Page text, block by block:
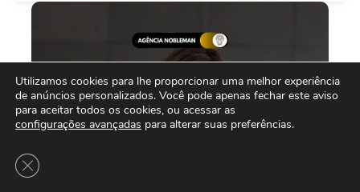
Utilizamos cookies para lhe proporcionar uma melhor experiência
de anúncios personalizados. Você pode apenas fechar este aviso
para aceitar todos os cookies, ou acessar as
configurações avançadas para alterar suas preferências.
Close GDPR Cookie Banner